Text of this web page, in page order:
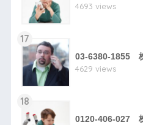
4693 views
17
03-6380-1855
4629 views
18
0120-406-027